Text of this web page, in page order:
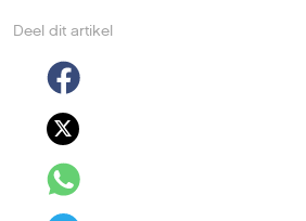
Deel dit artikel